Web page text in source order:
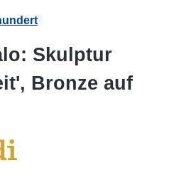
Skulptur
Bronze auf